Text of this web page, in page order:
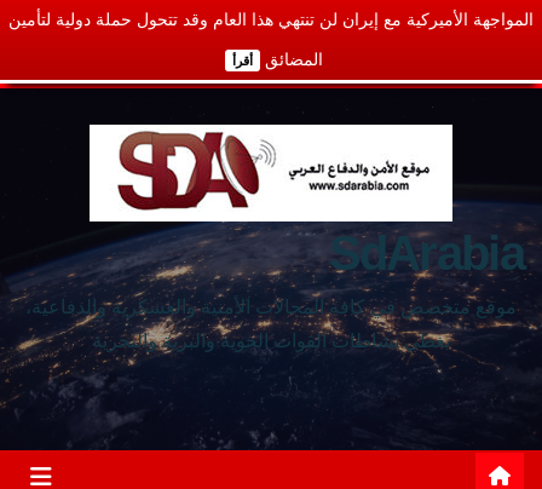
المواجهة الأميركية مع إيران لن تنتهي هذا العام وقد تتحول حملة دولية لتأمين
المضائق أقرأ
SdArabia
موقع متخصص في كافة المجالات الأمنية والعسكرية والدفاعية،
يغطي نشاطات القوات الجوية والبرية والبحرية